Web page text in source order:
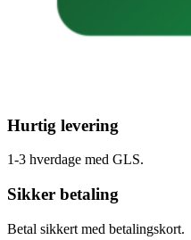
Hurtig levering
1-3 hverdage med GLS.
Sikker betaling
Betal sikkert med betalingskort.